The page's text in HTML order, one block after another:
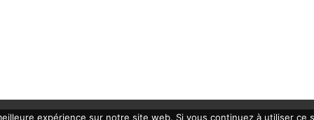
expérience sur notre site web. Si vous continuez à utiliser